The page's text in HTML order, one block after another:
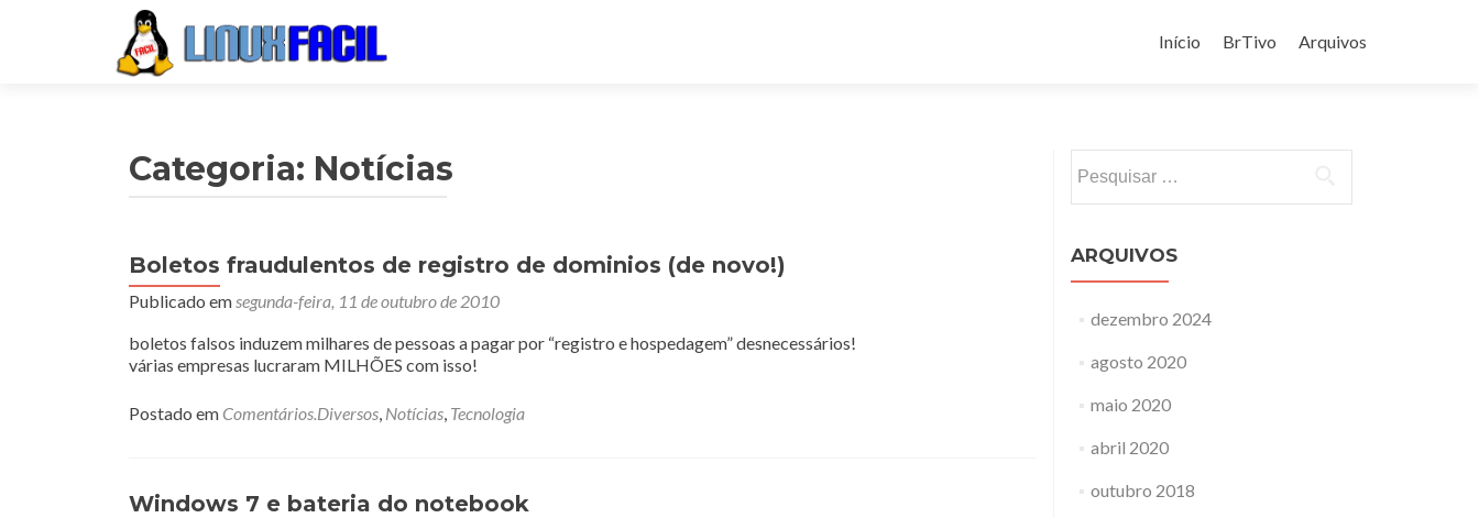
para
Início BrTivo Arquivos
Categoria: Notícias
Boletos fraudulentos de registro de dominios (de novo!)
Publicado emsegunda-feira, 11 de outubro de 2010
boletos falsos induzem milhares de pessoas a pagar por “registro e hospedagem” desnecessários!
várias empresas lucraram MILHÕES com isso!
Postado em Comentários.Diversos, Notícias, Tecnologia
Windows 7 e bateria do notebook
Navegação
por
posts
por:
ARQUIVOS
dezembro 2024
agosto 2020
maio 2020
abril 2020
outubro 2018